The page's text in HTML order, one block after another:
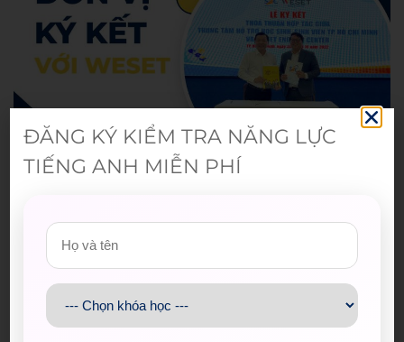
Bài viết mới nhất
ĐĂNG KÝ KIỂM TRA NĂNG LỰC
TIẾNG ANH MIỄN PHÍ